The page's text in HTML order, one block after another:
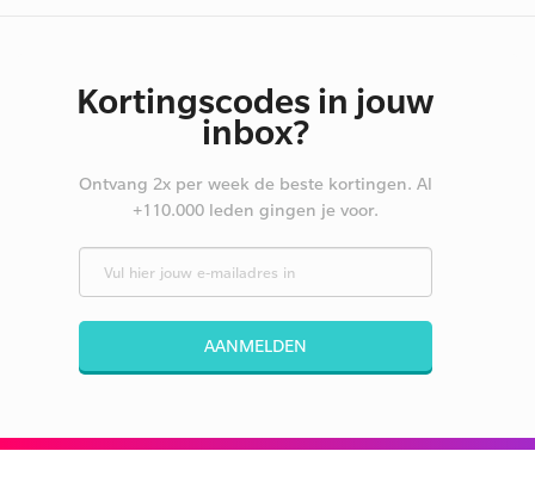
Kortingscodes in jouw
inbox?
Ontvang 2x per week de beste kortingen. Al
+110.000 leden gingen je voor.
AANMELDEN